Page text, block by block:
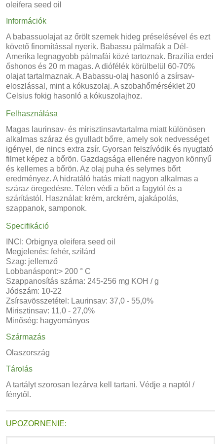
oleifera seed oil
Információk
A babassuolajat az őrölt szemek hideg préselésével és ezt
követő finomítással nyerik. Babassu pálmafák a Dél-
Amerika legnagyobb pálmafái közé tartoznak. Brazília erdei
őshonos és 20 m magas. A diófélék körülbelül 60-70%
olajat tartalmaznak. A Babassu-olaj hasonló a zsírsav-
eloszlással, mint a kókuszolaj. A szobahőmérséklet 20
Celsius fokig hasonló a kókuszolajhoz.
Felhasználása
Magas laurinsav- és mirisztinsavtartalma miatt különösen
alkalmas száraz és gyulladt bőrre, amely sok nedvességet
igényel, de nincs extra zsír. Gyorsan felszívódik és nyugtató
filmet képez a bőrön. Gazdagsága ellenére nagyon könnyű
és kellemes a bőrön. Az olaj puha és selymes bőrt
eredményez. A hidratáló hatás miatt nagyon alkalmas a
száraz öregedésre. Télen védi a bőrt a fagytól és a
szárítástól. Használat: krém, arckrém, ajakápolás,
szappanok, samponok.
Specifikáció
INCI: Orbignya oleifera seed oil
Megjelenés: fehér, szilárd
Szag: jellemző
Lobbanáspont:> 200 ° C
Szappanosítás száma: 245-256 mg KOH / g
Jódszám: 10-22
Zsírsavösszetétel: Laurinsav: 37,0 - 55,0%
Mirisztinsav: 11,0 - 27,0%
Minőség: hagyományos
Származás
Olaszország
Tárolás
A tartályt szorosan lezárva kell tartani. Védje a naptól /
fénytől.
UPOZORNENIE: